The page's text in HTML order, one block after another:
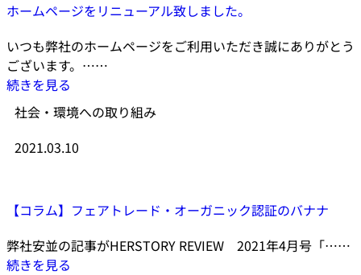
ホームページをリニューアル致しました。
いつも弊社のホームページをご利用いただき誠にありがとう
ございます。……
続きを見る
社会・環境への取り組み
2021.03.10
【コラム】フェアトレード・オーガニック認証のバナナ
弊社安並の記事がHERSTORY REVIEW 2021年4月号「……
続きを見る